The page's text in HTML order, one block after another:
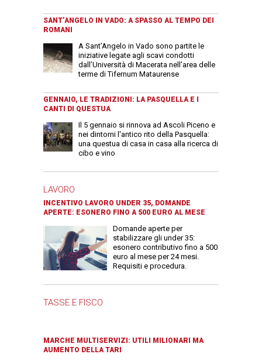
SANT’ANGELO IN VADO: A SPASSO AL TEMPO DEI
ROMANI
A Sant’Angelo in Vado sono partite le
iniziative legate agli scavi condotti
dall’Università di Macerata nell’area delle
terme di Tifernum Mataurense
GENNAIO, LE TRADIZIONI: LA PASQUELLA E I
CANTI DI QUESTUA
Il 5 gennaio si rinnova ad Ascoli Piceno e
nei dintorni l'antico rito della Pasquella:
una questua di casa in casa alla ricerca di
cibo e vino
LAVORO
INCENTIVO LAVORO UNDER 35, DOMANDE
APERTE: ESONERO FINO A 500 EURO AL MESE
Domande aperte per
stabilizzare gli under 35:
esonero contributivo fino a 500
euro al mese per 24 mesi.
Requisiti e procedura.
TASSE E FISCO
MARCHE MULTISERVIZI: UTILI MILIONARI MA
AUMENTO DELLA TARI